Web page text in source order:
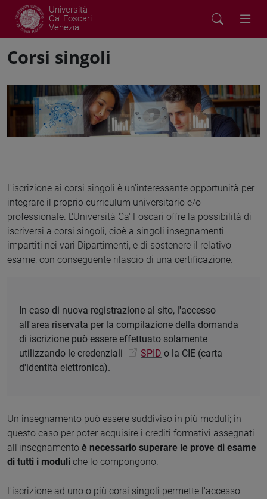
Università
Ca' Foscari
Venezia
Corsi singoli
L'iscrizione ai corsi singoli è un'interessante opportunità per
integrare il proprio curriculum universitario e/o
professionale. L'Università Ca' Foscari offre la possibilità di
iscriversi a corsi singoli, cioè a singoli insegnamenti
impartiti nei vari Dipartimenti, e di sostenere il relativo
esame, con conseguente rilascio di una certificazione.
In caso di nuova registrazione al sito, l'accesso
all'area riservata per la compilazione della domanda
di iscrizione può essere effettuato solamente
utilizzando le credenziali
SPID o la CIE (carta
d'identità elettronica).
Un insegnamento può essere suddiviso in più moduli; in
questo caso per poter acquisire i crediti formativi assegnati
all'insegnamento è necessario superare le prove di esame
di tutti i moduli che lo compongono.
L'iscrizione ad uno o più corsi singoli permette l'accesso